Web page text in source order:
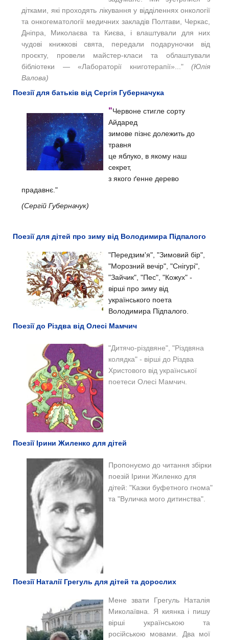
дітками, які проходять лікування у відділеннях онкології
та онкогематології медичних закладів Полтави, Черкас,
Дніпра, Миколаєва та Києва, і влаштували для них
чудові книжкові свята, передали подаруночки від
проєкту, провели майстер-класи та облаштували
бібліотеки — «Лабораторії книготерапії»..." (Юлія
Валова)
Поезії для батьків від Сергія Губерначука
"Червоне стигле сорту
Айдаред
зимове пізнє долежить до
травня
це яблуко, в якому наш
секрет,
з якого ґенне дерево
прадавнє."
(Сергій Губерначук)
Поезії для дітей про зиму від Володимира Підпалого
"Передзим'я", "Зимовий бір",
"Морозний вечір", "Снігурі",
"Зайчик", "Пес", "Кожух" -
вірші про зиму від
українського поета
Володимира Підпалого.
Поезії до Різдва від Олесі Мамчич
"Дитячо-різдвяне", "Різдвяна
колядка" - вірші до Різдва
Христового від української
поетеси Олесі Мамчич.
Поезії Ірини Жиленко для дітей
Пропонуємо до читання збірки
поезій Ірини Жиленко для
дітей: "Казки буфетного гнома"
та "Вуличка мого дитинства".
Поезії Наталії Грегуль для дітей та дорослих
Мене звати Грегуль Наталія
Миколаївна. Я киянка і пишу
вірші українською та
російською мовами. Два мої